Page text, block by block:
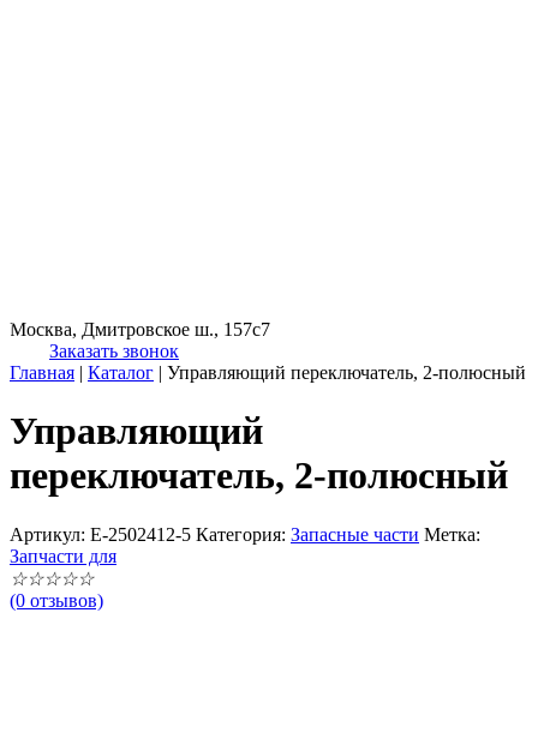
Москва, Дмитровское ш., 157с7
Заказать звонок
Главная | Каталог | Управляющий переключатель, 2-полюсный
Управляющий
переключатель, 2-полюсный
Артикул: E-2502412-5 Категория: Запасные части Метка:
Запчасти для
☆☆☆☆☆
(0 отзывов)